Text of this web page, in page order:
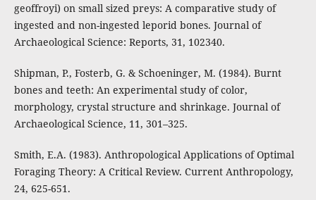
geoffroyi) on small sized preys: A comparative study of
ingested and non-ingested leporid bones. Journal of
Archaeological Science: Reports, 31, 102340.
Shipman, P., Fosterb, G. & Schoeninger, M. (1984). Burnt
bones and teeth: An experimental study of color,
morphology, crystal structure and shrinkage. Journal of
Archaeological Science, 11, 301–325.
Smith, E.A. (1983). Anthropological Applications of Optimal
Foraging Theory: A Critical Review. Current Anthropology,
24, 625-651.